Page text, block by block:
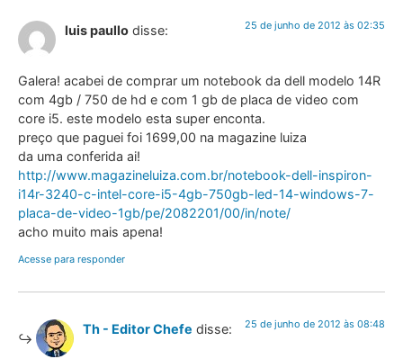
luis paullo disse: 25 de junho de 2012 às 02:35
Galera! acabei de comprar um notebook da dell modelo 14R
com 4gb / 750 de hd e com 1 gb de placa de video com
core i5. este modelo esta super enconta.
preço que paguei foi 1699,00 na magazine luiza
da uma conferida ai!
http://www.magazineluiza.com.br/notebook-dell-inspiron-
i14r-3240-c-intel-core-i5-4gb-750gb-led-14-windows-7-
placa-de-video-1gb/pe/2082201/00/in/note/
acho muito mais apena!
Acesse para responder
Th - Editor Chefe disse: 25 de junho de 2012 às 08:48